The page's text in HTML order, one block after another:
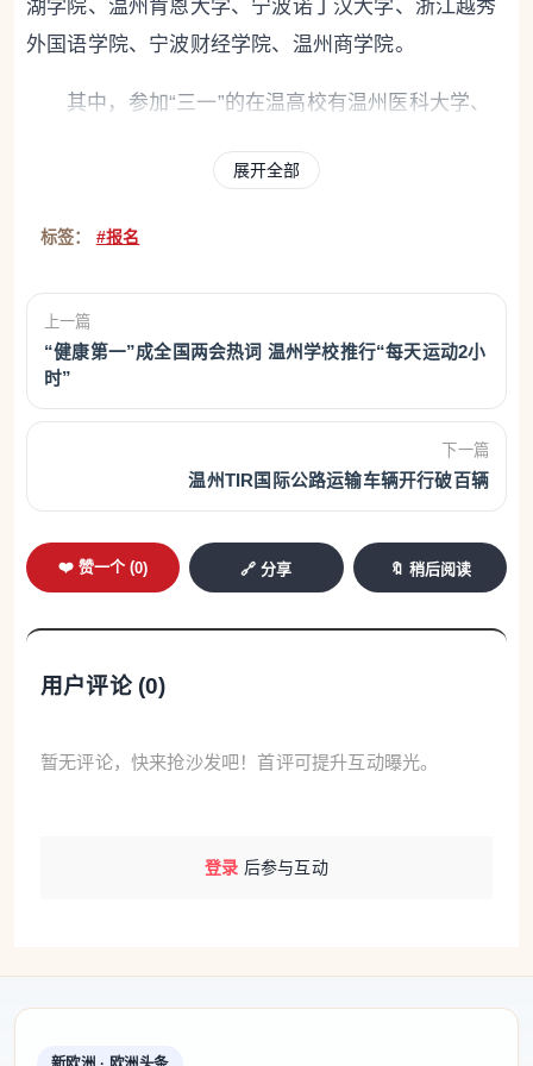
湖学院、温州肯恩大学、宁波诺丁汉大学、浙江越秀
外国语学院、宁波财经学院、温州商学院。
其中，参加“三一”的在温高校有温州医科大学、
数分别为200人、360人、150人、300人。
“我们学校的学生通常是在高一下学期准备学考
考等级挂钩，因此，班主任和科任老师都会提醒有意
愿报考的学生，要认真对待学考。”省特级教师、瓯海
中学资深班主任、高考志愿填报专家郑小侠介绍，学
校通常会在首考结束后，统计学生的“三一”报考意
愿。老师会综合分析学生的平时实力与学考成绩，对
报考学校的选择提供建议，避免盲目贪多报考。而在
信息归集之后，学校会为有需求的学生，引入一些培
训资源，帮助他们更好了解“三一”考试流程。
他认为，有4类学生适合报考“三一”。一是最容易
在“三一”中获得质的飞跃的学生，即预估通过高考上
本科；二是在特控线附近的考生，可以通过“三一”招
可能到不了通过“三一”能被录取的高校分数线，这类
较多或者在各类竞赛中获有奖项的孩子。许多高校“三
一定优势。当然，如果首考分数超过400分，那么省
展开全部
标签： #报名
上一篇
“健康第一”成全国两会热词 温州学校推行“每天运动2小
时”
下一篇
温州TIR国际公路运输车辆开行破百辆
❤️ 赞一个 (0) 🔗 分享 🔖 稍后阅读
用户评论 (0)
暂无评论，快来抢沙发吧！首评可提升互动曝光。
登录 后参与互动